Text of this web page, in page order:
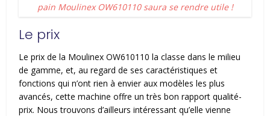
pain Moulinex OW610110 saura se rendre utile !
Le prix
Le prix de la Moulinex OW610110 la classe dans le milieu
de gamme, et, au regard de ses caractéristiques et
fonctions qui n’ont rien à envier aux modèles les plus
avancés, cette machine offre un très bon rapport qualité-
prix. Nous trouvons d’ailleurs intéressant qu’elle vienne